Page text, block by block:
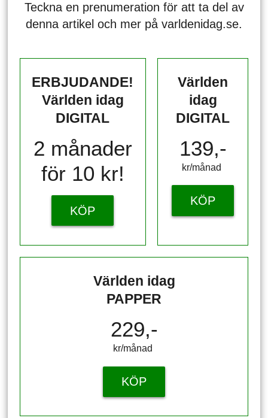
Teckna en prenumeration för att ta del av
denna artikel och mer på varldenidag.se.
ERBJUDANDE!
Världen idag
DIGITAL
2 månader
för 10 kr!
KÖP
Världen
idag
DIGITAL
139,-
kr/månad ​​​​​​
KÖP
Världen idag
PAPPER
229,-
kr/månad ​​​​​​
KÖP